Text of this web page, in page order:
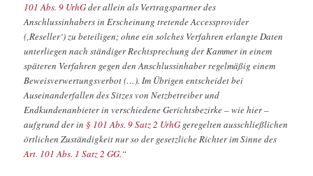
101 Abs. 9 UrhGder allein als Vertragspartner des
Anschlussinhabers in Erscheinung tretende Accessprovider
(‚Reseller‘) zu beteiligen; ohne ein solches Verfahren erlangte Daten
unterliegen nach ständiger Rechtsprechung der Kammer in einem
späteren Verfahren gegen den Anschlussinhaber regelmäßig einem
Beweisverwertungsverbot (…). Im Übrigen entscheidet bei
Auseinanderfallen des Sitzes von Netzbetreiber und
Endkundenanbieter in verschiedene Gerichtsbezirke – wie hier –
aufgrund der in § 101 Abs. 9 Satz 2 UrhG geregelten ausschließlichen
örtlichen Zuständigkeit nur so der gesetzliche Richter im Sinne des
Art. 101 Abs. 1 Satz 2 GG.“